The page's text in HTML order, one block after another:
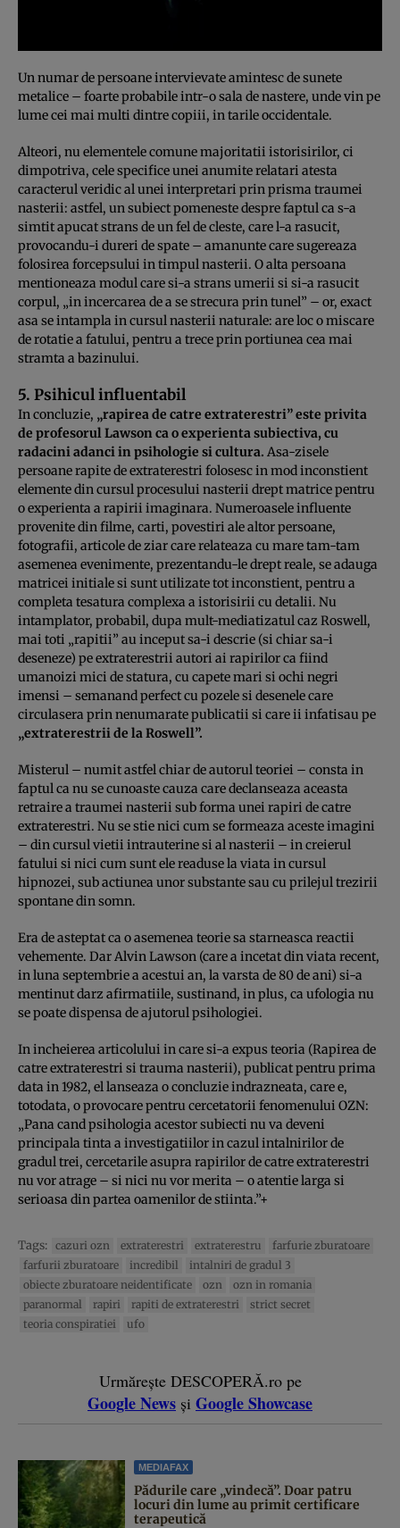
Un numar de persoane intervievate amintesc de sunete
metalice – foarte probabile intr-o sala de nastere, unde vin pe
lume cei mai multi dintre copiii, in tarile occidentale.
Alteori, nu elementele comune majoritatii istorisirilor, ci
dimpotriva, cele specifice unei anumite relatari atesta
caracterul veridic al unei interpretari prin prisma traumei
nasterii: astfel, un subiect pomeneste despre faptul ca s-a
simtit apucat strans de un fel de cleste, care l-a rasucit,
provocandu-i dureri de spate – amanunte care sugereaza
folosirea forcepsului in timpul nasterii. O alta persoana
mentioneaza modul care si-a strans umerii si si-a rasucit
corpul, „in incercarea de a se strecura prin tunel” – or, exact
asa se intampla in cursul nasterii naturale: are loc o miscare
de rotatie a fatului, pentru a trece prin portiunea cea mai
stramta a bazinului.
5. Psihicul influentabil
In concluzie, „rapirea de catre extraterestri” este privita
de profesorul Lawson ca o experienta subiectiva, cu
radacini adanci in psihologie si cultura. Asa-zisele
persoane rapite de extraterestri folosesc in mod inconstient
elemente din cursul procesului nasterii drept matrice pentru
o experienta a rapirii imaginara. Numeroasele influente
provenite din filme, carti, povestiri ale altor persoane,
fotografii, articole de ziar care relateaza cu mare tam-tam
asemenea evenimente, prezentandu-le drept reale, se adauga
matricei initiale si sunt utilizate tot inconstient, pentru a
completa tesatura complexa a istorisirii cu detalii. Nu
intamplator, probabil, dupa mult-mediatizatul caz Roswell,
mai toti „rapitii” au inceput sa-i descrie (si chiar sa-i
deseneze) pe extraterestrii autori ai rapirilor ca fiind
umanoizi mici de statura, cu capete mari si ochi negri
imensi – semanand perfect cu pozele si desenele care
circulasera prin nenumarate publicatii si care ii infatisau pe
„extraterestrii de la Roswell”.
Misterul – numit astfel chiar de autorul teoriei – consta in
faptul ca nu se cunoaste cauza care declanseaza aceasta
retraire a traumei nasterii sub forma unei rapiri de catre
extraterestri. Nu se stie nici cum se formeaza aceste imagini
– din cursul vietii intrauterine si al nasterii – in creierul
fatului si nici cum sunt ele readuse la viata in cursul
hipnozei, sub actiunea unor substante sau cu prilejul trezirii
spontane din somn.
Era de asteptat ca o asemenea teorie sa starneasca reactii
vehemente. Dar Alvin Lawson (care a incetat din viata recent,
in luna septembrie a acestui an, la varsta de 80 de ani) si-a
mentinut darz afirmatiile, sustinand, in plus, ca ufologia nu
se poate dispensa de ajutorul psihologiei.
In incheierea articolului in care si-a expus teoria (Rapirea de
catre extraterestri si trauma nasterii), publicat pentru prima
data in 1982, el lanseaza o concluzie indrazneata, care e,
totodata, o provocare pentru cercetatorii fenomenului OZN:
„Pana cand psihologia acestor subiecti nu va deveni
principala tinta a investigatiilor in cazul intalnirilor de
gradul trei, cercetarile asupra rapirilor de catre extraterestri
nu vor atrage – si nici nu vor merita – o atentie larga si
serioasa din partea oamenilor de stiinta.”+
Tags: cazuri ozn extraterestri extraterestru
farfurie zburatoare
farfurii zburatoare
incredibil
intalniri de gradul 3
obiecte zburatoare neidentificate
ozn
ozn in romania
paranormal
rapiri rapiti de extraterestri
strict secret
teoria conspiratiei
ufo
Urmărește DESCOPERĂ.ro pe
Google News și Google Showcase
MEDIAFAX
Pădurile care „vindecă”. Doar patru
locuri din lume au primit certificare
terapeutică